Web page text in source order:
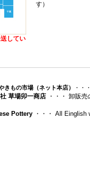
してい
す）
きもの市場（ネット本店） ・・
草場卯一商店 ・・・ 卸販
Pottery ・・・ All